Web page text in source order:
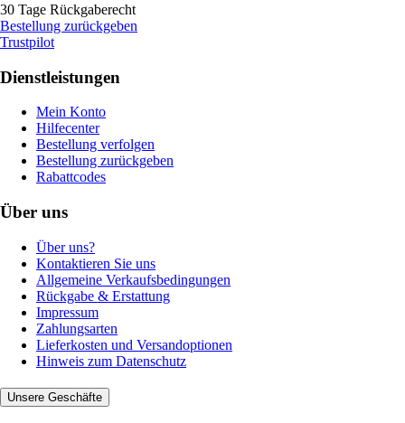
30 Tage Rückgaberecht
Bestellung zurückgeben
Trustpilot
Dienstleistungen
Mein Konto
Hilfecenter
Bestellung verfolgen
Bestellung zurückgeben
Rabattcodes
Über uns
Über uns?
Kontaktieren Sie uns
Allgemeine Verkaufsbedingungen
Rückgabe & Erstattung
Impressum
Zahlungsarten
Lieferkosten und Versandoptionen
Hinweis zum Datenschutz
Unsere Geschäfte